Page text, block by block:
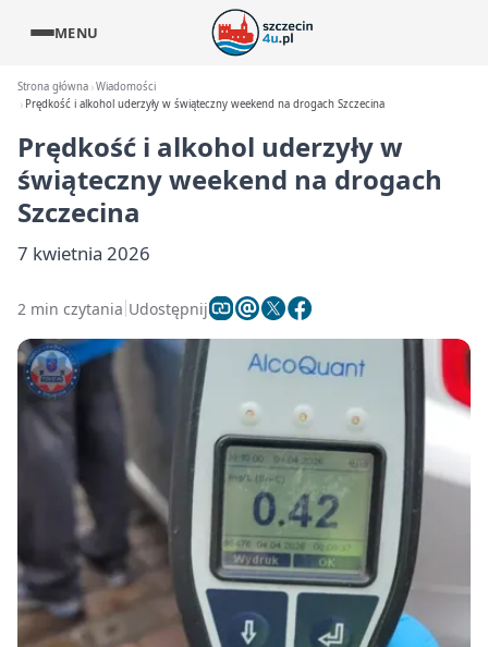
MENU
Strona główna Wiadomości
Prędkość i alkohol uderzyły w świąteczny weekend na drogach Szczecina
Prędkość i alkohol uderzyły w
świąteczny weekend na drogach
Szczecina
7 kwietnia 2026
2 min czytania Udostępnij